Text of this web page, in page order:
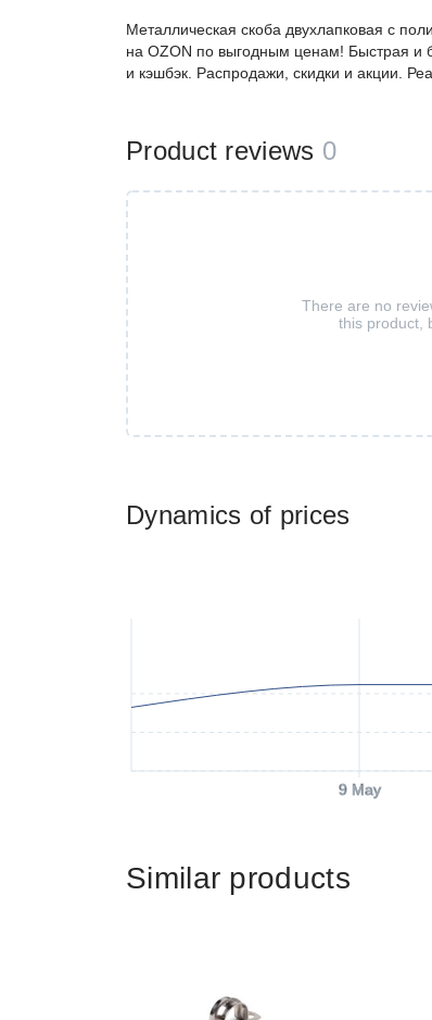
Dynamics of prices
9 May
Металлическая скоба двухлапковая с
на OZON по выгодным ценам! Быстрая и
и кэшбэк. Распродажи, скидки и акции.
Product reviews 0
There are no
this product,
Similar products